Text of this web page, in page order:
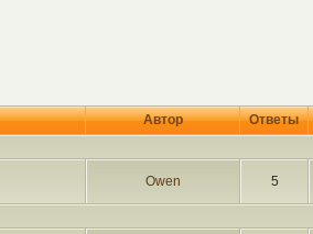
Автор Ответы
Owen 5